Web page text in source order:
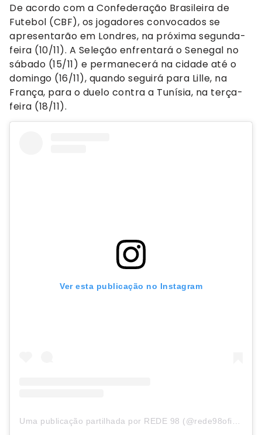
De acordo com a Confederação Brasileira de
Futebol (CBF), os jogadores convocados se
apresentarão em Londres, na próxima segunda-
feira (10/11). A Seleção enfrentará o Senegal no
sábado (15/11) e permanecerá na cidade até o
domingo (16/11), quando seguirá para Lille, na
França, para o duelo contra a Tunísia, na terça-
feira (18/11).
Ver esta publicação no Instagram
Uma publicação partilhada por REDE 98 (@rede98oficial)